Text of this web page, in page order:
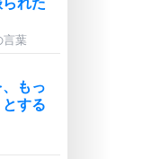
れた
言葉
もっ
する